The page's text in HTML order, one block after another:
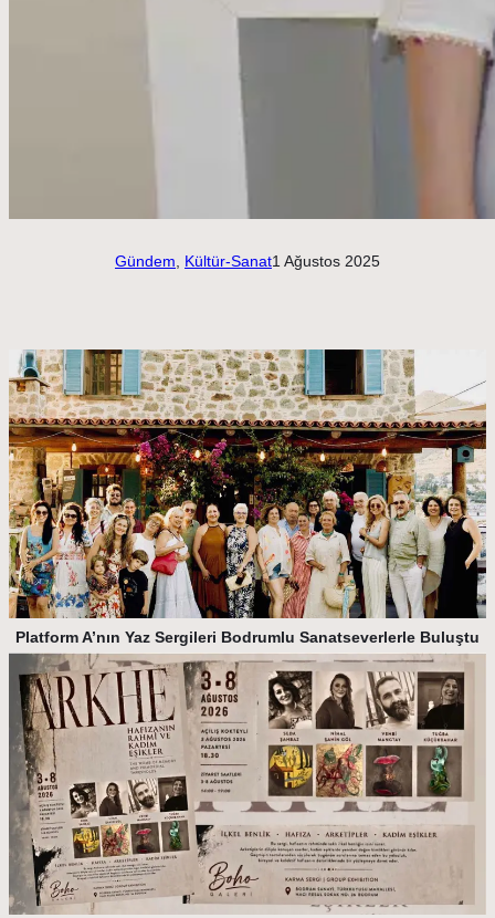
Gündem Kültür-Sanat1 Ağustos 2025
Platform A’nın Yaz Sergileri Bodrumlu Sanatseverlerle Buluştu